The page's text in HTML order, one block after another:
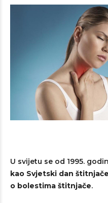
U svijetu se od 1995.
kao Svjetski dan štitnjače
o bolestima štitnjače.